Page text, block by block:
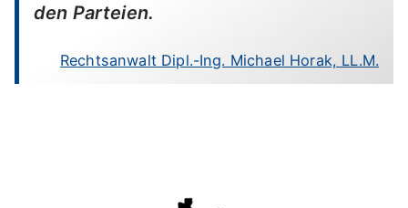
den Parteien.
Rechtsanwalt Dipl.-Ing. Michael Horak, LL.M.